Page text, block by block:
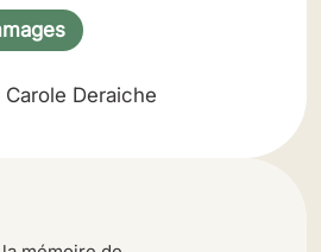
Deraiche